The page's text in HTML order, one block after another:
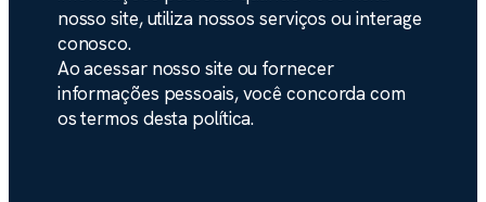
nosso site, utiliza nossos serviços ou interage
conosco.
Ao acessar nosso site ou fornecer
informações pessoais, você concorda com
os termos desta política.